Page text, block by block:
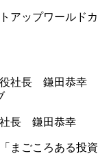
アップワールドカ
社長 鎌田恭幸
まごころある投資